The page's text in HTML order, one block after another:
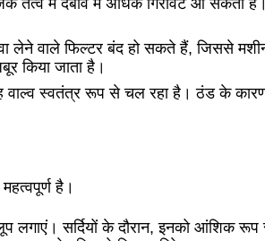
तत्व में दबाव में अधिक गिरावट आ सकती है।
लेने वाले फिल्टर बंद हो सकते हैं, जिससे
किया जाता है।
वाल्व स्वतंत्र रूप से चल रहा है। ठंड के
है।
लगाएं। सर्दियों के दौरान, इनको आंशिक